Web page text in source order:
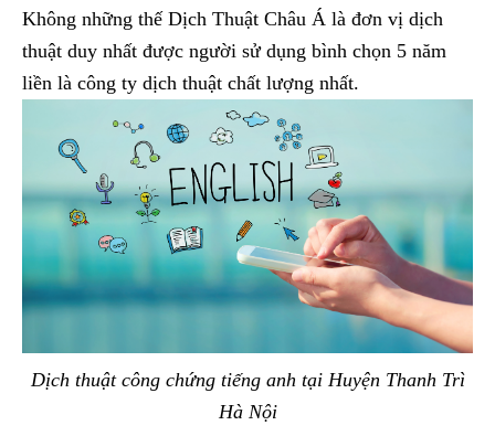
Không những thế Dịch Thuật Châu Á là đơn vị dịch
thuật duy nhất được người sử dụng bình chọn 5 năm
liền là công ty dịch thuật chất lượng nhất.
Dịch thuật công chứng tiếng anh tại Huyện Thanh Trì
Hà Nội